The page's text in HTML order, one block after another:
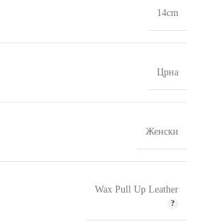
14cm
Црна
Женски
Wax Pull Up Leather